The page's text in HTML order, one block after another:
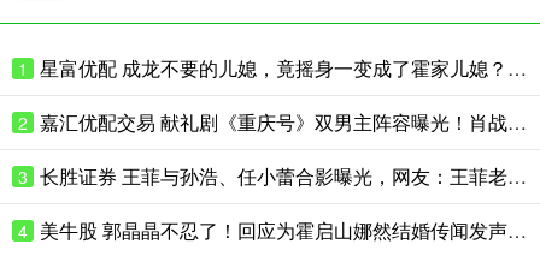
1 星富优配 成龙不要的儿媳，竟摇身一变成了霍家儿媳？感到意外的何止他一人
2 嘉汇优配交易 献礼剧《重庆号》双男主阵容曝光！肖战无缝衔接进组，搭档老顶流
3 长胜证券 王菲与孙浩、任小蕾合影曝光，网友：王菲老了，眼角下垂皱纹明显
4 美牛股 郭晶晶不忍了！回应为霍启山娜然结婚传闻发声之事，我们都被骗了